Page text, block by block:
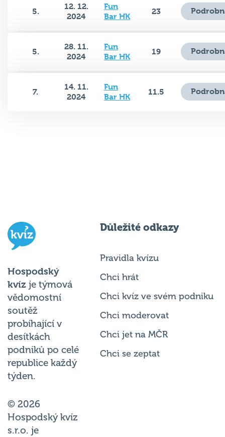
5.
12. 12.
2024
Fun
Bar HK
23
5.
28. 11.
2024
Fun
Bar HK
19
7.
14. 11.
2024
Fun
Bar HK
11.5
Hospodský
kvíz je týmová
vědomostní
soutěž
probíhající v
desítkách
podniků po celé
republice každý
týden.
© 2026
Hospodský kvíz
s.r.o. je
Důležité odkazy
Pravidla kvízu
Chci hrát
Chci kvíz ve svém podniku
Chci moderovat
Chci jet na MČR
Chci se zeptat